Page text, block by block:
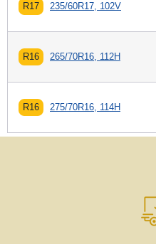
R17 235/60R17, 102V
R16 265/70R16, 112H
R16 275/70R16, 114H